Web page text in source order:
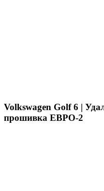
Volkswagen Golf 6 |
прошивка ЕВРО-2